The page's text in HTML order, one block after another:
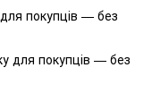
покупців — без
для покупців — без